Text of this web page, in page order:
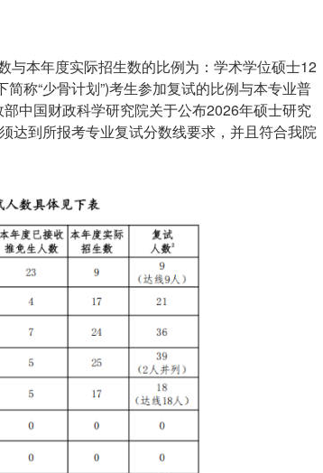
与本年度实际招生数的比例为：学术学位硕士12
称“少骨计划”)考生参加复试的比例与本专业普
中国财政科学研究院关于公布2026年硕士研究
达到所报考专业复试分数线要求，并且符合我院